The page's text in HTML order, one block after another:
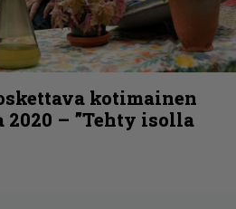
kotimainen
– ”Tehty isolla